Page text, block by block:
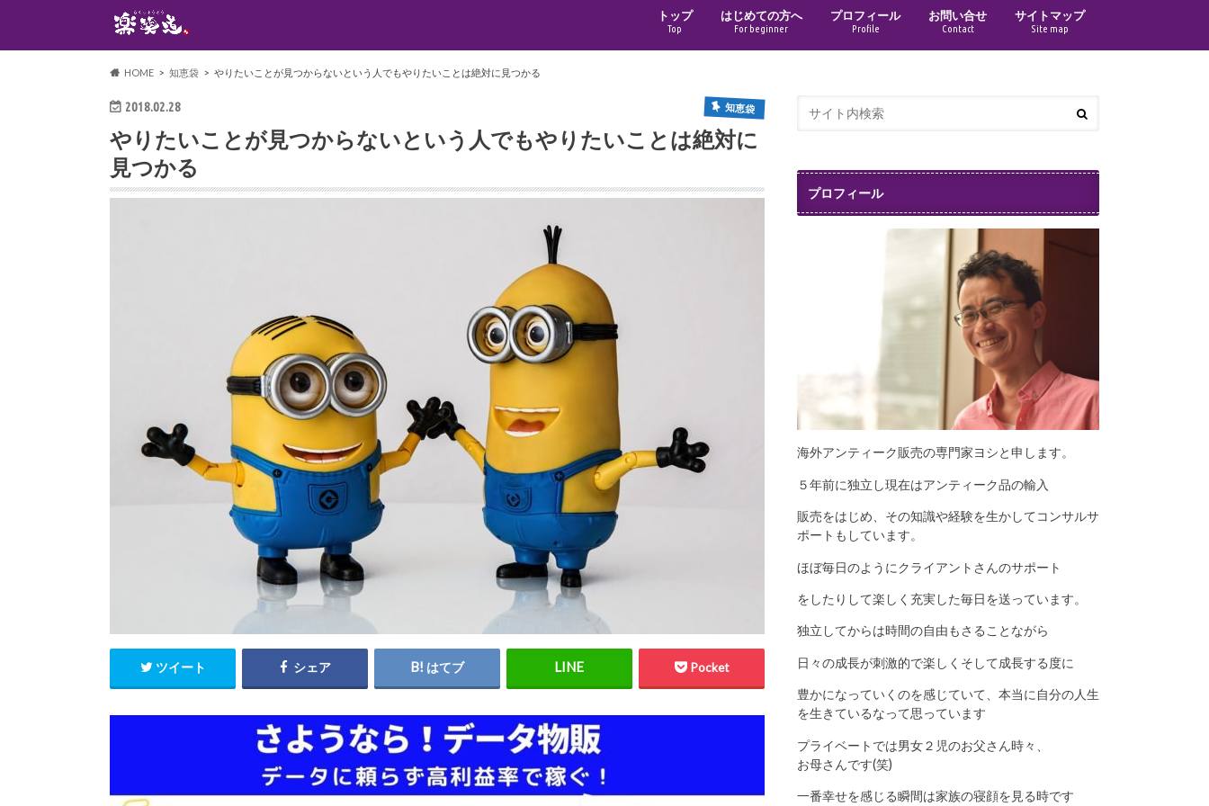
トップ
Top
はじめての方へ
For beginner
プロフィール
Profile
お問い合せ
Contact
サイトマップ
Site map
HOME 知恵袋 やりたいことが見つからないという人でもやりたいことは絶対に見つかる
2018.02.28 知恵袋
やりたいことが見つからないという人でもやりたいことは絶対に
見つかる
ツイート シェア はてブ Pocket
プロフィール
海外アンティーク販売の専門家ヨシと申します。
５年前に独立し現在はアンティーク品の輸入
販売をはじめ、その知識や経験を生かしてコンサルサ
ポートもしています。
ほぼ毎日のようにクライアントさんのサポート
をしたりして楽しく充実した毎日を送っています。
独立してからは時間の自由もさることながら
日々の成長が刺激的で楽しくそして成長する度に
豊かになっていくのを感じていて、本当に自分の人生
を生きているなって思っています
プライベートでは男女２児のお父さん時々、
お母さんです(笑)
一番幸せを感じる瞬間は家族の寝顔を見る時です